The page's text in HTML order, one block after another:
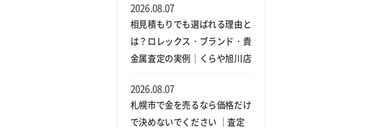
相見積もりでも選ばれる理由と
は？ロレックス・ブランド・貴
金属査定の実例｜くらや旭川店
2026.08.07
札幌市で金を売るなら価格だけ
で決めないでください ｜査定
2026.08.07